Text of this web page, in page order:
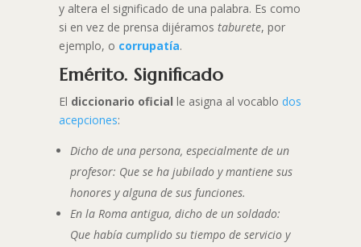
y altera el significado de una palabra. Es como
si en vez de prensa dijéramos taburete, por
ejemplo, o corrupatía.
Emérito. Significado
El diccionario oficial le asigna al vocablo dos
acepciones:
Dicho de una persona, especialmente de un
profesor: Que se ha jubilado y mantiene sus
honores y alguna de sus funciones.
En la Roma antigua, dicho de un soldado:
Que había cumplido su tiempo de servicio y